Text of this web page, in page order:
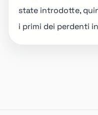
state introdotte,
i primi dei perdenti